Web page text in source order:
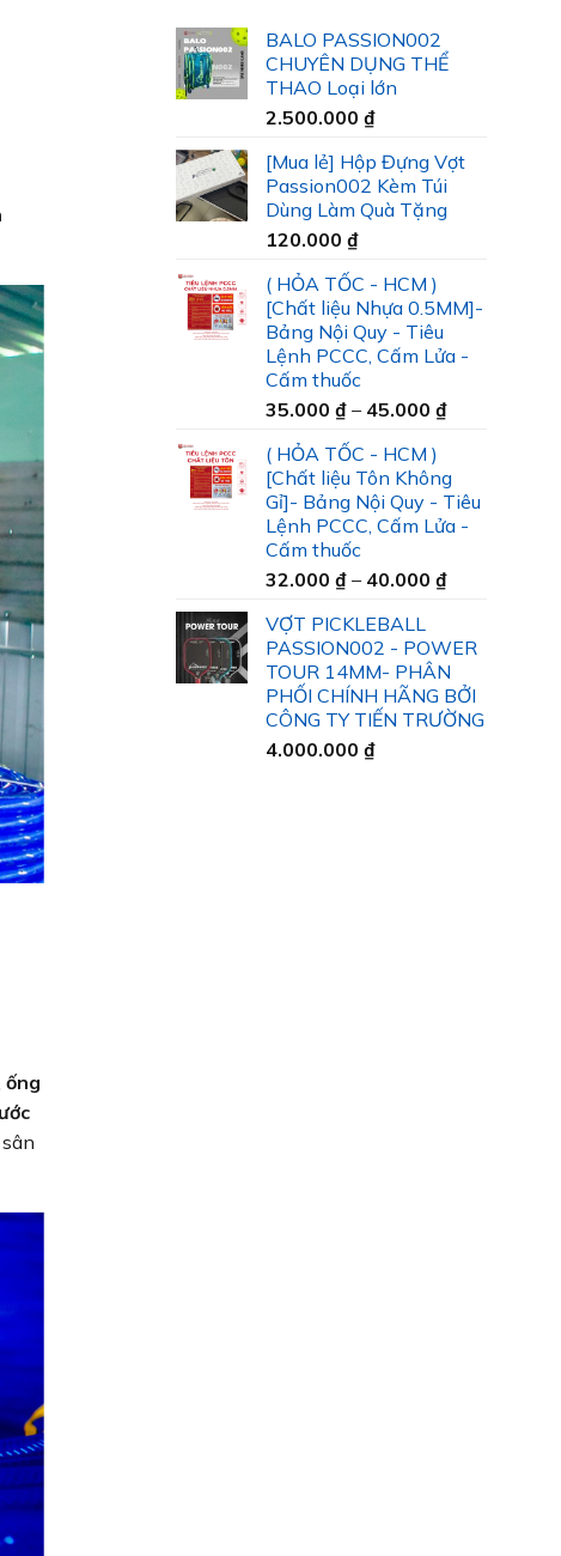
ống
BALO PASSION002
CHUYÊN DỤNG THỂ
THAO Loại lớn
2.500.000 ₫
[Mua lẻ] Hộp Đựng Vợt
Passion002 Kèm Túi
Dùng Làm Quà Tặng
120.000 ₫
( HỎA TỐC - HCM )
[Chất liệu Nhựa 0.5MM]-
Bảng Nội Quy - Tiêu
Lệnh PCCC, Cấm Lửa -
Cấm thuốc
35.000 ₫ – 45.000 ₫Khoảng
35.000 ₫
đến
45.000 ₫
( HỎA TỐC - HCM )
[Chất liệu Tôn Không
Gỉ]- Bảng Nội Quy - Tiêu
Lệnh PCCC, Cấm Lửa -
Cấm thuốc
32.000 ₫ – 40.000 ₫Khoảng
32.000 ₫
đến
40.000 ₫
VỢT PICKLEBALL
PASSION002 - POWER
TOUR 14MM- PHÂN
PHỐI CHÍNH HÃNG BỞI
CÔNG TY TIẾN TRƯỜNG
4.000.000 ₫